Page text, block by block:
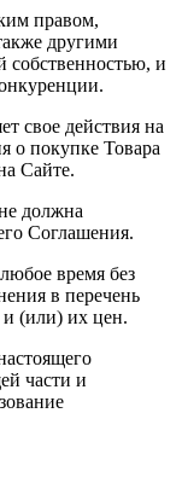
правом,
другими
собственностью, и
свое действия на
о покупке Товара
Сайте.
должна
Соглашения.
время без
в перечень
и (или) их цен.
части и